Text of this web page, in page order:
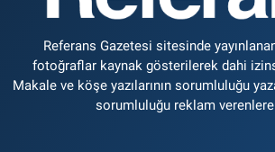
Referans Gazetesi sitesinde
fotoğraflar kaynak gösterilerek dahi
Makale ve köşe yazılarının sorumluluğu
sorumluluğu reklam